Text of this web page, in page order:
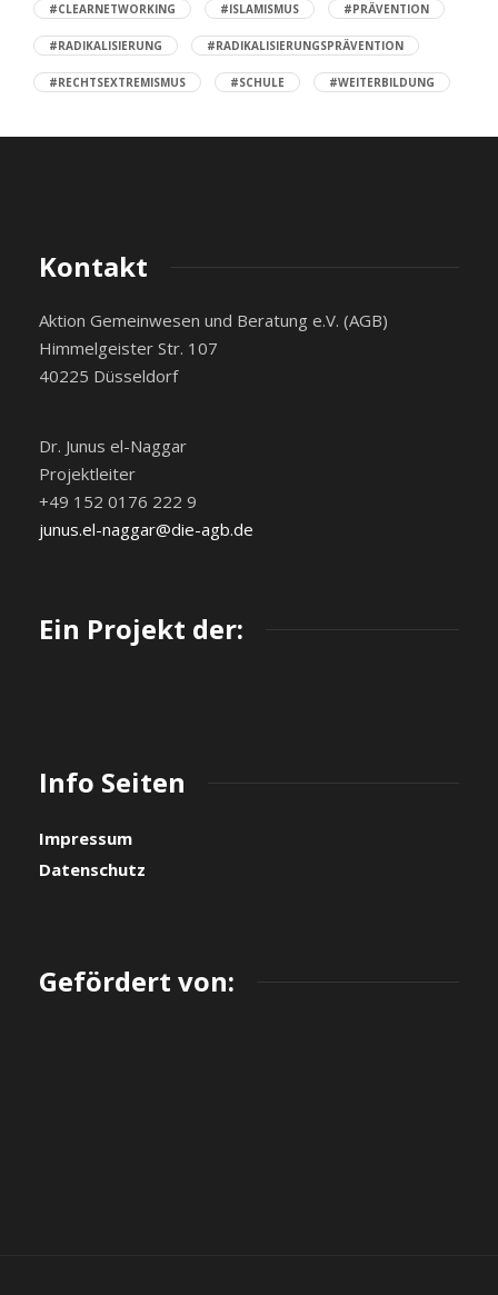
#CLEARNETWORKING #ISLAMISMUS #PRÄVENTION
#RADIKALISIERUNG #RADIKALISIERUNGSPRÄVENTION
#RECHTSEXTREMISMUS #SCHULE #WEITERBILDUNG
Kontakt
Aktion Gemeinwesen und Beratung e.V. (AGB)
Himmelgeister Str. 107
40225 Düsseldorf
Dr. Junus el-Naggar
Projektleiter
+49 152 0176 222 9
junus.el-naggar@die-agb.de
Ein Projekt der:
Info Seiten
Impressum
Datenschutz
Gefördert von: